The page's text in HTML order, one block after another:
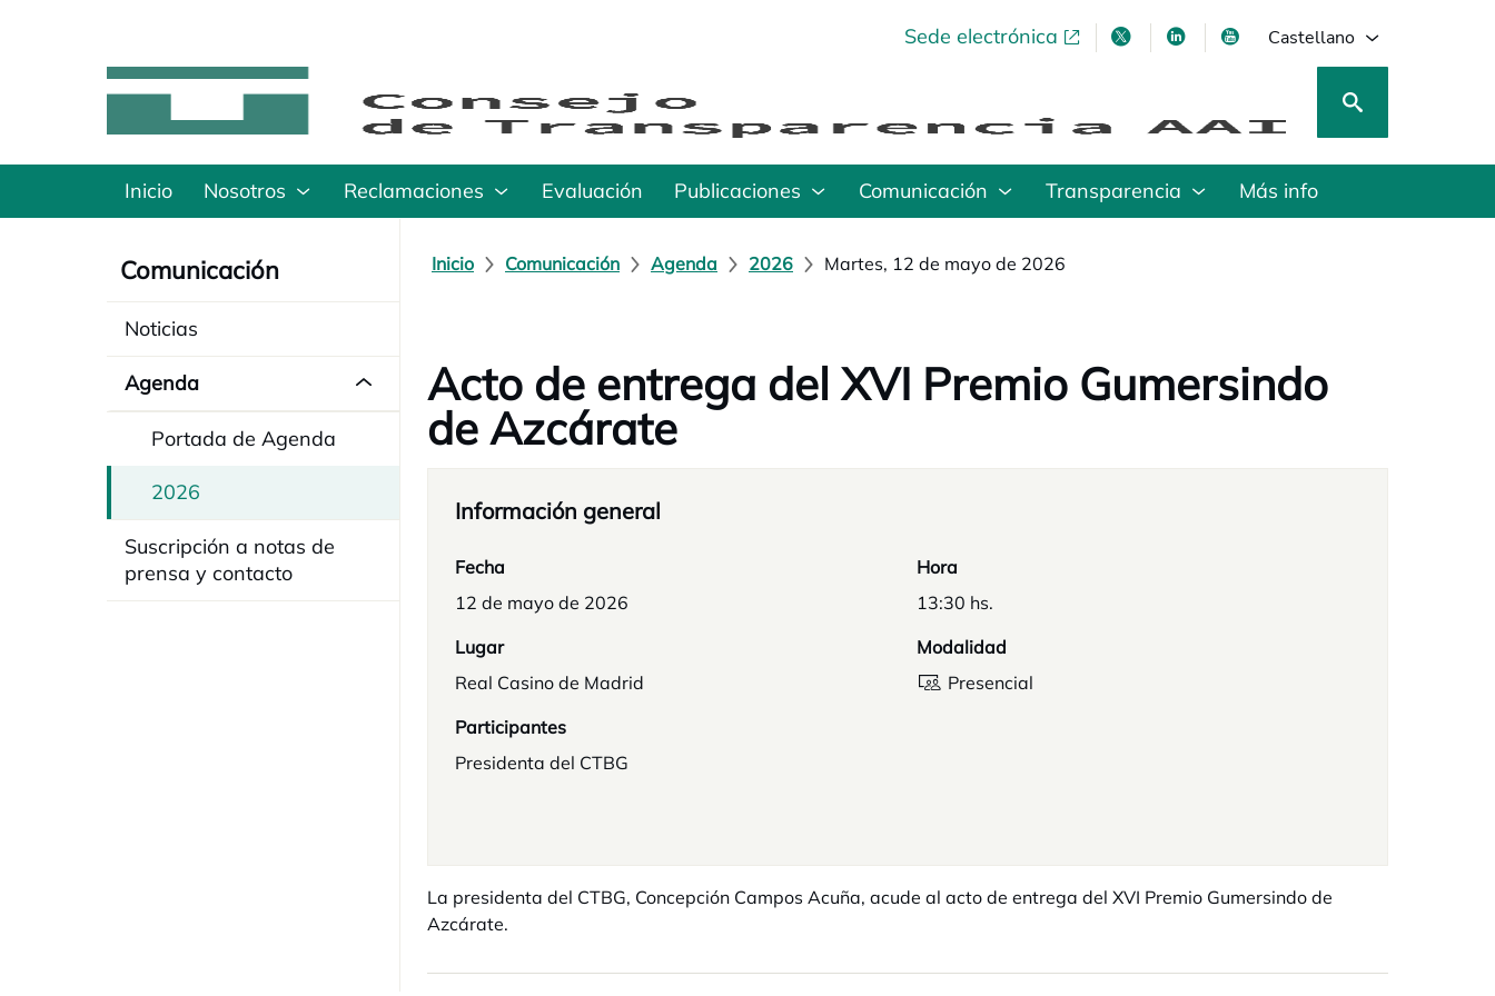
Sede electrónicase abre en una pestaña nueva
se abre en una pestaña nueva
se abre en una pestaña nueva
se abre en una pestaña
Castellano
Inicio Nosotros Reclamaciones Evaluación Publicaciones Comunicación Transparencia Más info
Comunicación
Noticias
Agenda
Portada de Agenda
2026
Suscripción a notas de
prensa y contacto
Inicio Comunicación Agenda 2026 Martes, 12 de mayo de 2026
Acto de entrega del XVI Premio Gumersindo
de Azcárate
Información general
Fecha
12 de mayo de 2026
Hora
13:30 hs.
Lugar
Real Casino de Madrid
Modalidad
Presencial
Participantes
Presidenta del CTBG
La presidenta del CTBG, Concepción Campos Acuña, acude al acto de entrega del XVI Premio Gumersindo de
Azcárate.